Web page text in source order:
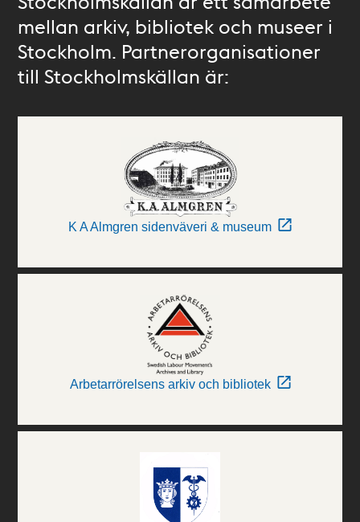
mellan arkiv, bibliotek och museer i
Stockholm. Partnerorganisationer
till Stockholmskällan är:
K A Almgren sidenväveri & museum
Arbetarrörelsens arkiv och bibliotek